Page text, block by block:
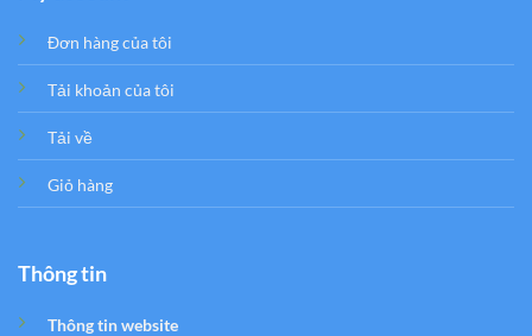
Đơn hàng của tôi
Tải khoản của tôi
Tải về
Giỏ hàng
Thông tin
Thông tin website